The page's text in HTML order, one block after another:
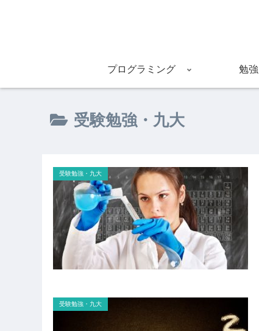
プログラミング 勉強
受験勉強・九大
受験勉強・九大
受験勉強・九大